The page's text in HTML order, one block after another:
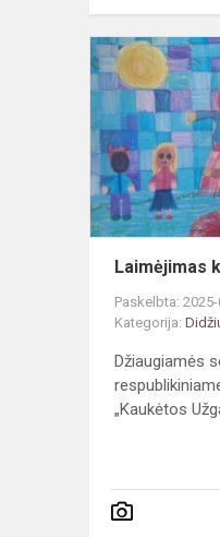
Laimėjimas
Paskelbta:
Kategorija:
Džiaugiamės
„Kaukėtos